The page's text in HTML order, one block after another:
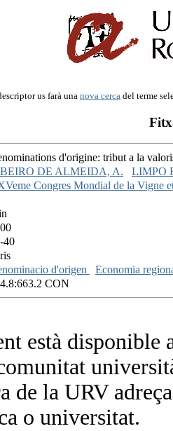
us farà una nova cerca del terme
d'origine: tribut a la
DE ALMEIDA, A.
LIMPO
Congres Mondial de la Vigne
40
d'origen
Economia
CON
està
la URV
o universitat.